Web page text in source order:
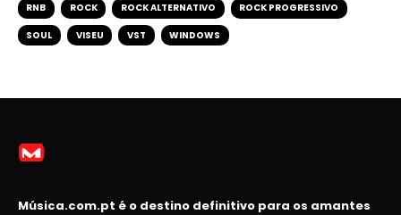
RNB ROCK ROCK ALTERNATIVO ROCK PROGRESSIVO
SOUL VISEU VST WINDOWS
Música.com.pt é o destino definitivo para os amantes